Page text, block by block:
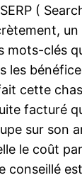
(
mots-clés
les
cette
facturé
sur son
le coût
conseillé